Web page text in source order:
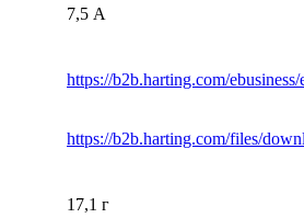
7,5 А
https://b2b.harting.com/
https://b2b.harting.com/files/
17,1 г